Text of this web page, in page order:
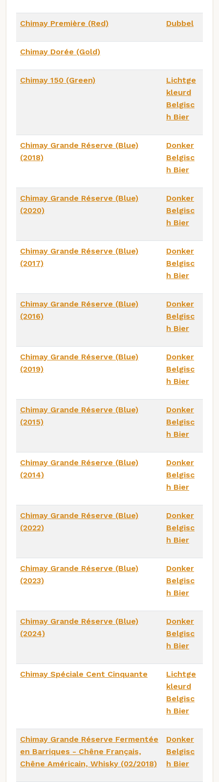
Chimay Première (Red) Dubbel
Chimay Dorée (Gold)
Chimay 150 (Green)
Lichtge
kleurd
Belgisc
h Bier
Chimay Grande Réserve (Blue)
(2018)
Donker
Belgisc
h Bier
Chimay Grande Réserve (Blue)
(2020)
Donker
Belgisc
h Bier
Chimay Grande Réserve (Blue)
(2017)
Donker
Belgisc
h Bier
Chimay Grande Réserve (Blue)
(2016)
Donker
Belgisc
h Bier
Chimay Grande Réserve (Blue)
(2019)
Donker
Belgisc
h Bier
Chimay Grande Réserve (Blue)
(2015)
Donker
Belgisc
h Bier
Chimay Grande Réserve (Blue)
(2014)
Donker
Belgisc
h Bier
Chimay Grande Réserve (Blue)
(2022)
Donker
Belgisc
h Bier
Chimay Grande Réserve (Blue)
(2023)
Donker
Belgisc
h Bier
Chimay Grande Réserve (Blue)
(2024)
Donker
Belgisc
h Bier
Chimay Spéciale Cent Cinquante
Lichtge
kleurd
Belgisc
h Bier
Chimay Grande Réserve Fermentée
en Barriques - Chêne Français,
Chêne Américain, Whisky (02/2018)
Donker
Belgisc
h Bier